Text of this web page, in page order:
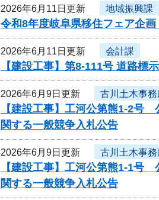
2026年6月11日更新 地域振興課
令和8年度岐阜県移住フェア企
2026年6月11日更新 会計課
【建設工事】第8-111号 道路標
2026年6月9日更新 古川土木事務
【建設工事】工河公第熊1-2号
関する一般競争入札公告
2026年6月9日更新 古川土木事務
【建設工事】工河公第熊1-1号
関する一般競争入札公告